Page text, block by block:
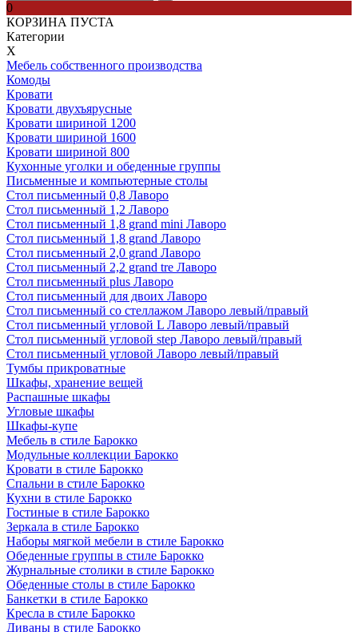
0
КОРЗИНА ПУСТА
Категории
Х
Мебель собственного производства
Комоды
Кровати
Кровати двухъярусные
Кровати шириной 1200
Кровати шириной 1600
Кровати шириной 800
Кухонные уголки и обеденные группы
Письменные и компьютерные столы
Стол письменный 0,8 Лаворо
Стол письменный 1,2 Лаворо
Стол письменный 1,8 grand mini Лаворо
Стол письменный 1,8 grand Лаворо
Стол письменный 2,0 grand Лаворо
Стол письменный 2,2 grand tre Лаворо
Стол письменный plus Лаворо
Стол письменный для двоих Лаворо
Стол письменный со стеллажом Лаворо левый/правый
Стол письменный угловой L Лаворо левый/правый
Стол письменный угловой step Лаворо левый/правый
Стол письменный угловой Лаворо левый/правый
Тумбы прикроватные
Шкафы, хранение вещей
Распашные шкафы
Угловые шкафы
Шкафы-купе
Мебель в стиле Барокко
Модульные коллекции Барокко
Кровати в стиле Барокко
Спальни в стиле Барокко
Кухни в стиле Барокко
Гостиные в стиле Барокко
Зеркала в стиле Барокко
Наборы мягкой мебели в стиле Барокко
Обеденные группы в стиле Барокко
Журнальные столики в стиле Барокко
Обеденные столы в стиле Барокко
Банкетки в стиле Барокко
Кресла в стиле Барокко
Диваны в стиле Барокко